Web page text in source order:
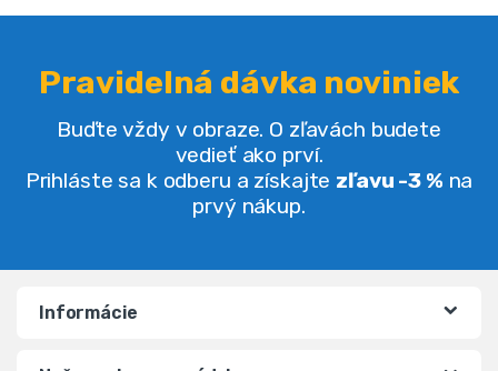
Pravidelná dávka noviniek
Buďte vždy v obraze. O zľavách budete
vedieť ako prví.
Prihláste sa k odberu a získajte zľavu -3 % na
prvý nákup.
Informácie